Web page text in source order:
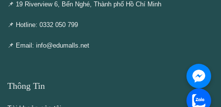
📌 19 Riverview 6, Bến Nghé, Thành phố Hồ Chí Minh
📌 Hotline: 0332 050 799
📌 Email: info@edumalls.net
Thông Tin